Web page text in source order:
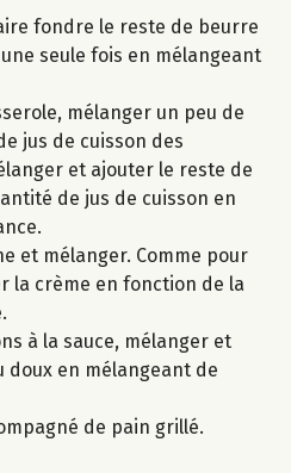
fondre le reste de beurre
seule fois en mélangeant
mélanger un peu de
jus de cuisson des
et ajouter le reste de
de jus de cuisson en
et mélanger. Comme pour
la crème en fonction de la
à la sauce, mélanger et
doux en mélangeant de
de pain grillé.